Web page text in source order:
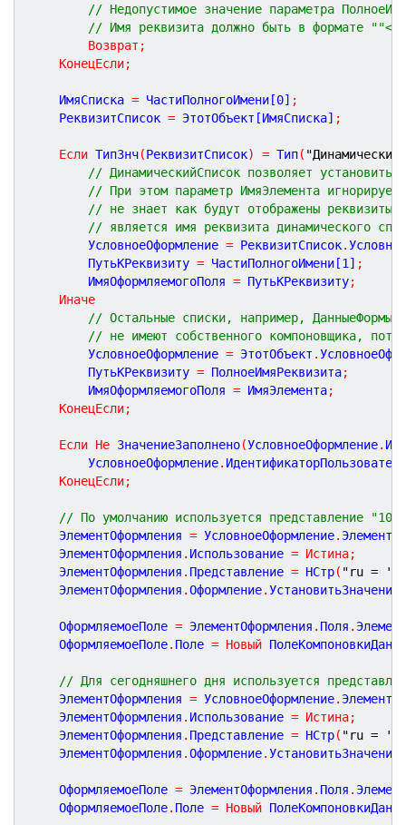
// Недопустимое значение параметра
// Имя реквизита должно быть в формате
Возврат ;
КонецЕсли;
	ИмяСписка
= ЧастиПолногоИмени[0] ;
	РеквизитСписок
= ЭтотОбъект[ИмяСписка] ;
Если ТипЗнч(РеквизитСписок) = Тип(
// ДинамическийСписок позволяет установить
// При этом параметр ИмяЭлемента
// не знает как будут отображены реквизиты
// является имя реквизита динамического
		УсловноеОформление
= РеквизитСписок.
		ПутьКРеквизиту
= ЧастиПолногоИмени[1 ] ;
		ИмяОформляемогоПоля
= ПутьКРеквизиту;
Иначе
// Остальные списки, например,
// не имеют собственного компоновщика,
		УсловноеОформление
= ЭтотОбъект .
		ПутьКРеквизиту
= ПолноеИмяРеквизита;
		ИмяОформляемогоПоля
= ИмяЭлемента;
КонецЕсли;
Если Не ЗначениеЗаполнено(УсловноеОформление.
		УсловноеОформление
.
КонецЕсли;
// По умолчанию используется представление
	ЭлементОформления
= УсловноеОформление. Элементы
	ЭлементОформления
. Использование = Истина;
	ЭлементОформления
. Представление = НСтр( "ru =
	ЭлементОформления
.Оформление.
	ОформляемоеПоле
= ЭлементОформления . Поля .
	ОформляемоеПоле
. Поле = Новый
// Для сегодняшнего дня используется
	ЭлементОформления
= УсловноеОформление. Элементы
	ЭлементОформления
. Использование = Истина;
	ЭлементОформления
. Представление = НСтр( "ru =
	ЭлементОформления
.Оформление.
	ОформляемоеПоле
= ЭлементОформления . Поля .
	ОформляемоеПоле
. Поле = Новый